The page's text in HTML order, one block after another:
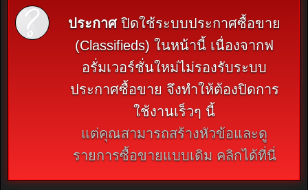
ประกาศปิดใช้ระบบประกาศซื้อขาย
(Classifieds) ในหน้านี้ เนื่องจากฟ
อรั่มเวอร์ชั่นใหม่ไม่รองรับระบบ
ประกาศซื้อขาย จึงทำให้ต้องปิดการ
ใช้งานเร็วๆ นี้
แต่คุณสามารถสร้างหัวข้อและดู
รายการซื้อขายแบบเดิม คลิกได้ที่นี่